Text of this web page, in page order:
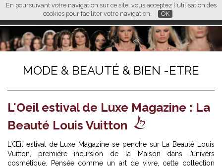
En poursuivant votre navigation sur ce site, vous acceptez l'utilisation des
cookies pour faciliter votre navigation.
OK
FR EN CN
L M
MODE & BEAUTÉ & BIEN -ETRE
L'Oeil estival de Luxe Magazine : La
Beauté Louis Vuitton
L’Œil estival de Luxe Magazine se penche sur
La Beauté Louis
Vuitton , première incursion de la Maison dans l’univers
cosmétique. Pensée comme un art de vivre, cette collection